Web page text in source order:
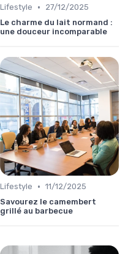
Lifestyle •
27/12/2025
Le charme du lait normand :
une douceur incomparable
Lifestyle • 11/12/2025
Savourez le camembert
grillé au barbecue